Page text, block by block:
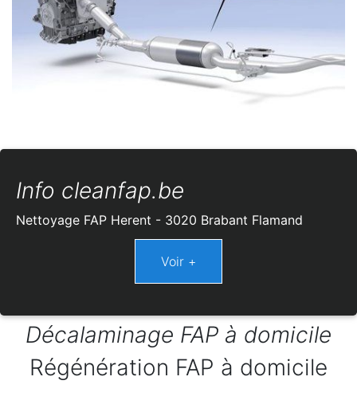
Info cleanfap.be
Nettoyage FAP Herent - 3020 Brabant Flamand
Décalaminage FAP à domicile
Régénération FAP à domicile